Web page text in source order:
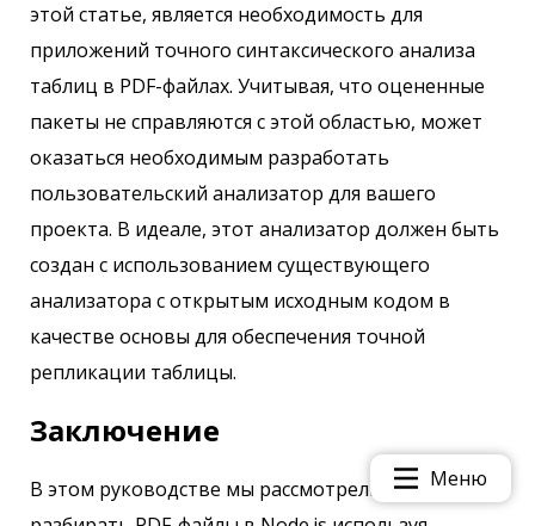
этой статье, является необходимость для
приложений точного синтаксического анализа
таблиц в PDF-файлах. Учитывая, что оцененные
пакеты не справляются с этой областью, может
оказаться необходимым разработать
пользовательский анализатор для вашего
проекта. В идеале, этот анализатор должен быть
создан с использованием существующего
анализатора с открытым исходным кодом в
качестве основы для обеспечения точной
репликации таблицы.
Заключение
В этом руководстве мы рассмотрели, как Меню